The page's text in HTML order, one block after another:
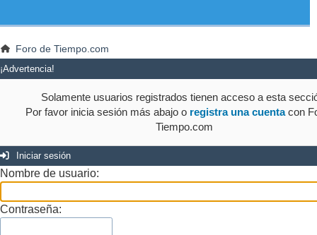
Foro de Tiempo.com
¡Advertencia!
Solamente usuarios registrados tienen acceso a esta
Por favor inicia sesión más abajo o registra una cuentacon
Tiempo.com
Iniciar sesión
Nombre de usuario:
Contraseña: